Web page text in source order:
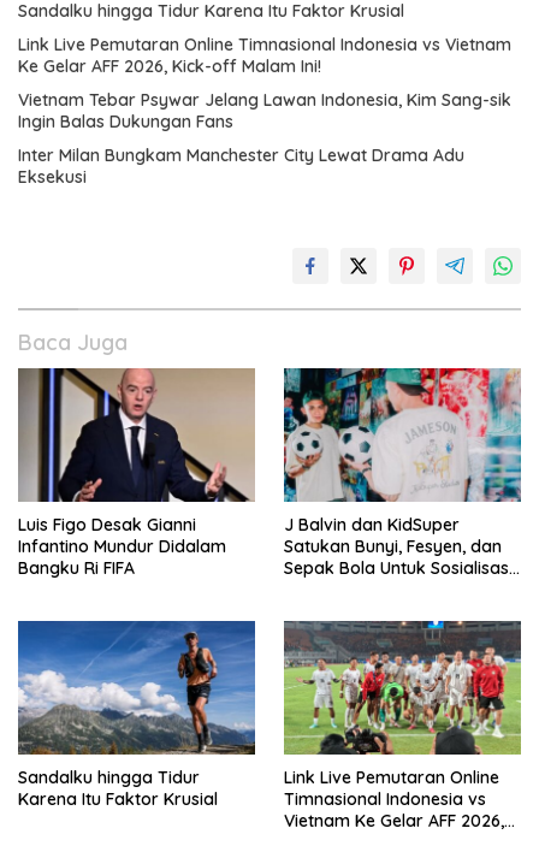
Sandalku hingga Tidur Karena Itu Faktor Krusial
Link Live Pemutaran Online Timnasional Indonesia vs Vietnam
Ke Gelar AFF 2026, Kick-off Malam Ini!
Vietnam Tebar Psywar Jelang Lawan Indonesia, Kim Sang-sik
Ingin Balas Dukungan Fans
Inter Milan Bungkam Manchester City Lewat Drama Adu
Eksekusi
Baca Juga
Luis Figo Desak Gianni
Infantino Mundur Didalam
Bangku Ri FIFA
J Balvin dan KidSuper
Satukan Bunyi, Fesyen, dan
Sepak Bola Untuk Sosialisasi
Sandalku hingga Tidur
Karena Itu Faktor Krusial
Link Live Pemutaran Online
Timnasional Indonesia vs
Vietnam Ke Gelar AFF 2026,